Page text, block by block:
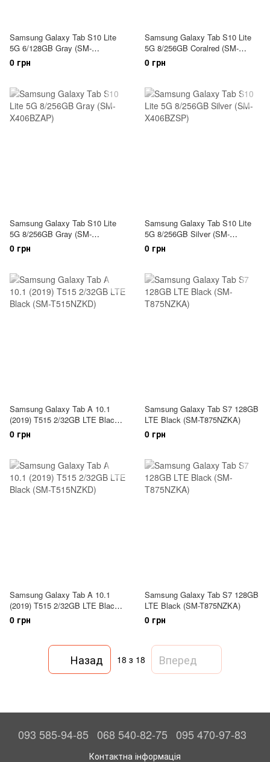
Samsung Galaxy Tab S10 Lite
5G 6/128GB Gray (SM-
X406BZAR)
0 грн
Samsung Galaxy Tab S10 Lite
5G 8/256GB Coralred (SM-
X406BZRP)
0 грн
Samsung Galaxy Tab S10 Lite
5G 8/256GB Gray (SM-
X406BZAP)
0 грн
Samsung Galaxy Tab S10 Lite
5G 8/256GB Silver (SM-
X406BZSP)
0 грн
Samsung Galaxy Tab A 10.1
(2019) T515 2/32GB LTE Black
(SM-T515NZKD)
0 грн
Samsung Galaxy Tab S7 128GB
LTE Black (SM-T875NZKA)
0 грн
Samsung Galaxy Tab A 10.1
(2019) T515 2/32GB LTE Black
(SM-T515NZKD)
0 грн
Samsung Galaxy Tab S7 128GB
LTE Black (SM-T875NZKA)
0 грн
Назад 18 з 18 Вперед
093 585-94-85 068 540-82-75 095 470-97-83
Контактна інформація